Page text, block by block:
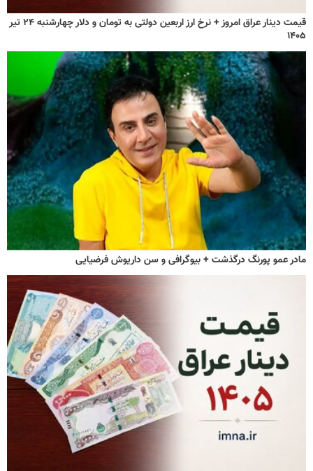
قیمت دینار عراق امروز + نرخ ارز اربعین دولتی به تومان و دلار چهارشنبه ۲۴ تیر
۱۴۰۵
مادر عمو پورنگ درگذشت + بیوگرافی و سن داریوش فرضیایی